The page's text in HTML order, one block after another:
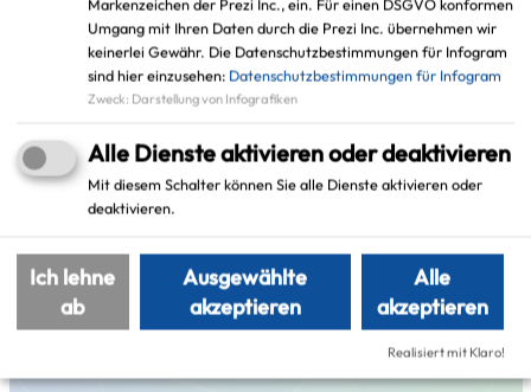
Schlagworte
smarte Verwaltung
Weitere Projekte in der
Umgebung
Markenzeichen der Prezi Inc., ein. Für einen DSGVO konformen
Umgang mit Ihren Daten durch die Prezi Inc. übernehmen wir
keinerlei Gewähr. Die Datenschutzbestimmungen für Infogram
sind hier einzusehen: Datenschutzbestimmungen für Infogram
Zweck: Darstellung von Infografiken
Alle Dienste aktivieren oder deaktivieren
Mit diesem Schalter können Sie alle Dienste aktivieren oder
deaktivieren.
Ich lehne
ab
Ausgewählte
akzeptieren
Alle
akzeptieren
Realisiert mit Klaro!